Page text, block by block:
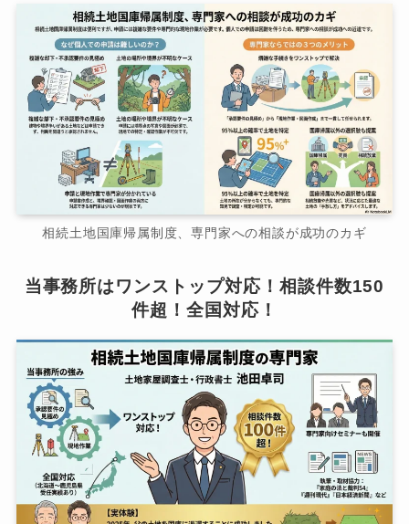
相続土地国庫帰属制度、専門家への相談が成功のカギ
当事務所はワンストップ対応！相談件数150
件超！全国対応！